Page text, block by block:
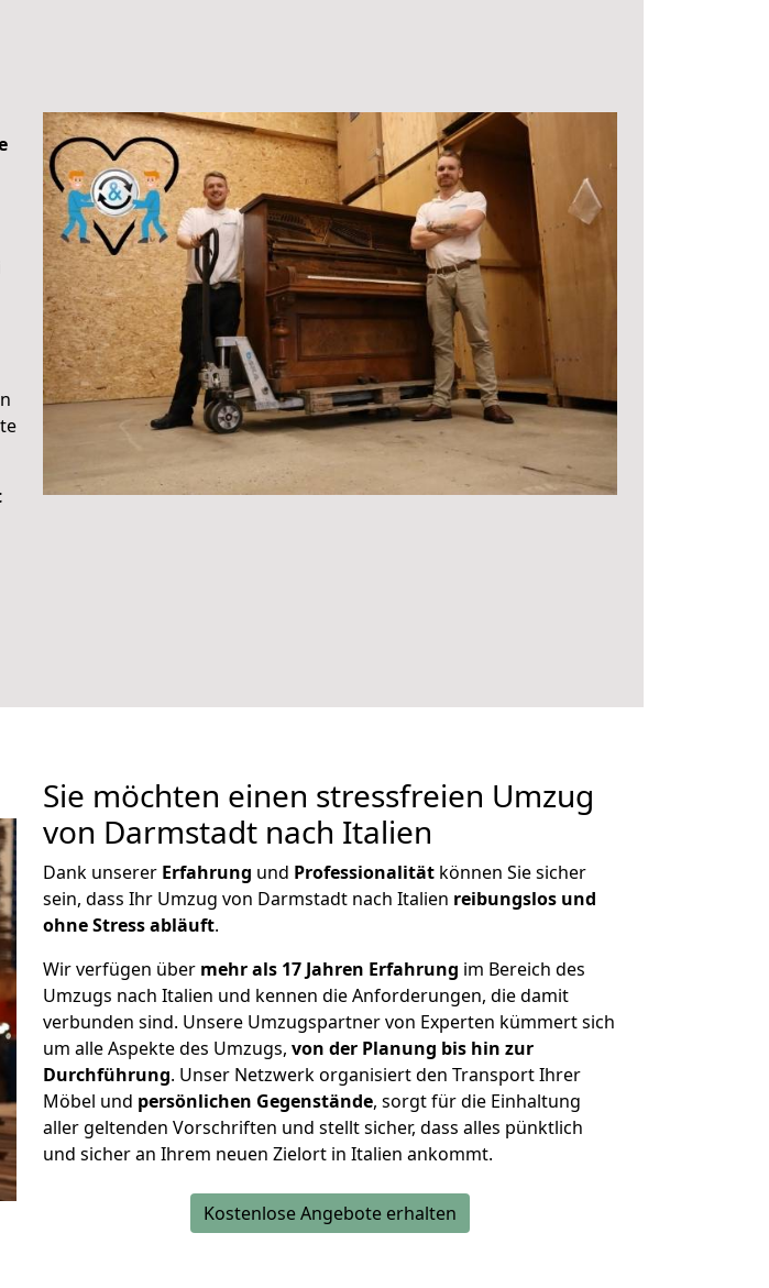
Sie möchten einen stressfreien Umzug
von Darmstadt nach Italien
Dank unserer Erfahrung und Professionalität können Sie sicher
sein, dass Ihr Umzug von Darmstadt nach Italien reibungslos und
ohne Stress abläuft.
Wir verfügen über mehr als 17 Jahren Erfahrung im Bereich des
Umzugs nach Italien und kennen die Anforderungen, die damit
verbunden sind. Unsere Umzugspartner von Experten kümmert sich
um alle Aspekte des Umzugs, von der Planung bis hin zur
Durchführung. Unser Netzwerk organisiert den Transport Ihrer
Möbel und persönlichen Gegenstände, sorgt für die Einhaltung
aller geltenden Vorschriften und stellt sicher, dass alles pünktlich
und sicher an Ihrem neuen Zielort in Italien ankommt.
Kostenlose Angebote erhalten